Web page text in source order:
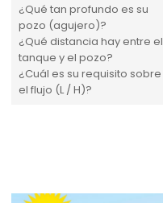
¿Qué tan profundo es su
pozo (agujero)?
¿Qué distancia hay entre el
tanque y el pozo?
¿Cuál es su requisito sobre
el flujo (L / H)?